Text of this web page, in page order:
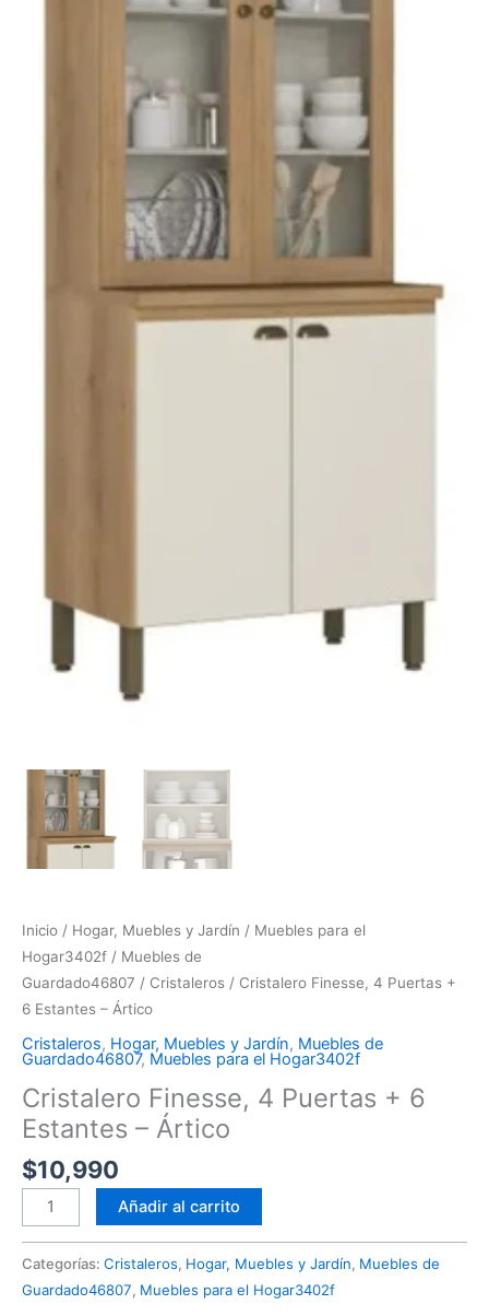
Inicio / Hogar, Muebles y Jardín / Muebles para el
Hogar3402f / Muebles de
Guardado46807 / Cristaleros / Cristalero Finesse, 4 Puertas +
6 Estantes – Ártico
Cristaleros, Hogar, Muebles y Jardín, Muebles de
Guardado46807, Muebles para el Hogar3402f
Cristalero Finesse, 4 Puertas + 6
Estantes – Ártico
$10,990
Añadir al carrito
Categorías: Cristaleros, Hogar, Muebles y Jardín, Muebles de
Guardado46807, Muebles para el Hogar3402f